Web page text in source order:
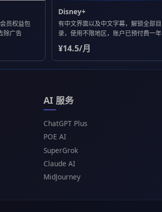
员权益包
除广告
Disney+
有中文界面以及中文字幕，解锁全部目
录，使用不限地区，账户已预付费一年
¥14.5/月
AI 服务
ChatGPT Plus
POE AI
SuperGrok
Claude AI
MidJourney